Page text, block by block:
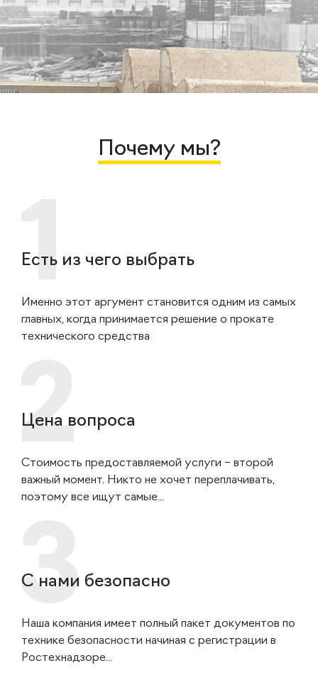
Почему мы?
Есть из чего выбрать
Именно этот аргумент становится одним из самых
главных, когда принимается решение о прокате
технического средства
Цена вопроса
Стоимость предоставляемой услуги – второй
важный момент. Никто не хочет переплачивать,
поэтому все ищут самые...
С нами безопасно
Наша компания имеет полный пакет документов по
технике безопасности начиная с регистрации в
Ростехнадзоре...